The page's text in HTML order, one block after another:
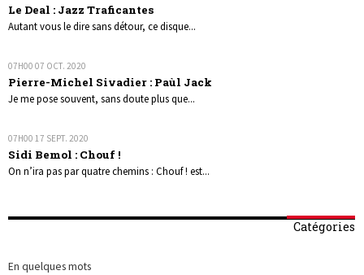
Le Deal : Jazz Traficantes
Autant vous le dire sans détour, ce disque...
07H00 07 OCT. 2020
Pierre-Michel Sivadier : Paùl Jack
Je me pose souvent, sans doute plus que...
07H00 17 SEPT. 2020
Sidi Bemol : Chouf !
On n’ira pas par quatre chemins : Chouf ! est...
Catégories
En quelques mots